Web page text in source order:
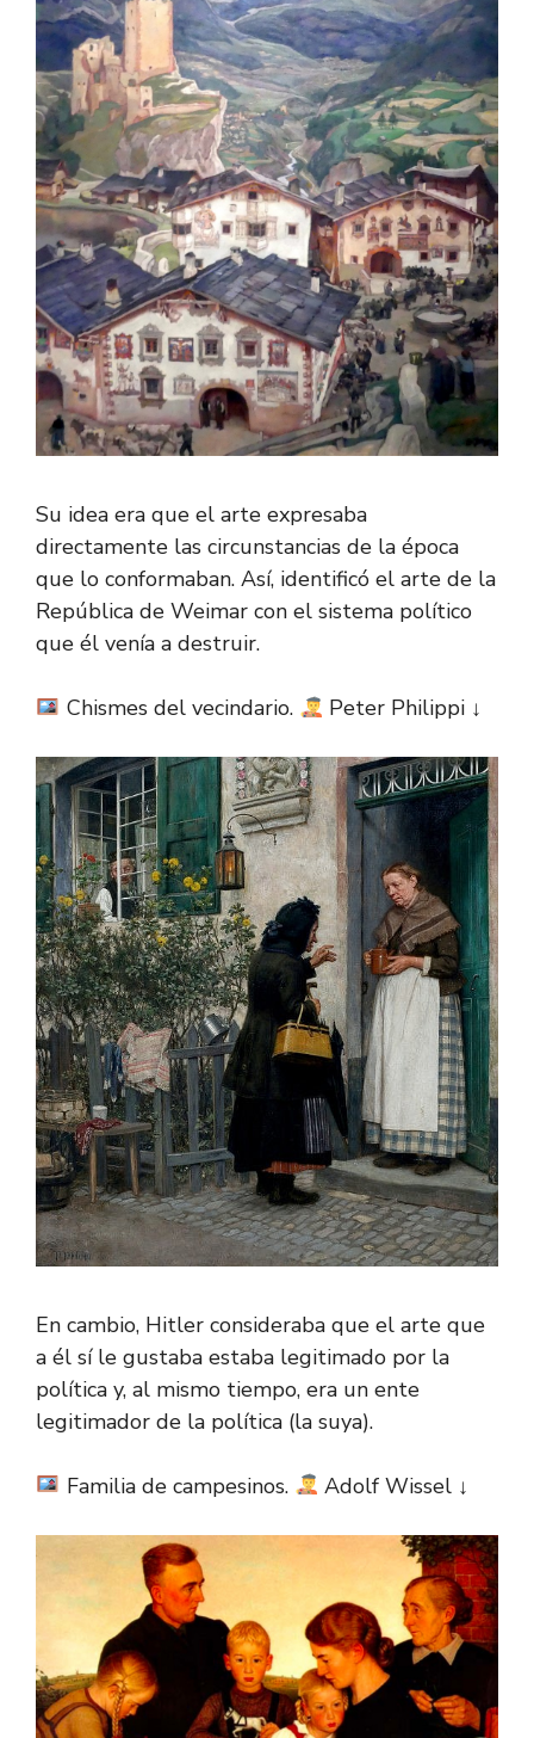
Su idea era que el arte expresaba
directamente las circunstancias de la época
que lo conformaban. Así, identificó el arte de la
República de Weimar con el sistema político
que él venía a destruir.
Chismes del vecindario. Peter Philippi ↓
En cambio, Hitler consideraba que el arte que
a él sí le gustaba estaba legitimado por la
política y, al mismo tiempo, era un ente
legitimador de la política (la suya).
Familia de campesinos. Adolf Wissel ↓